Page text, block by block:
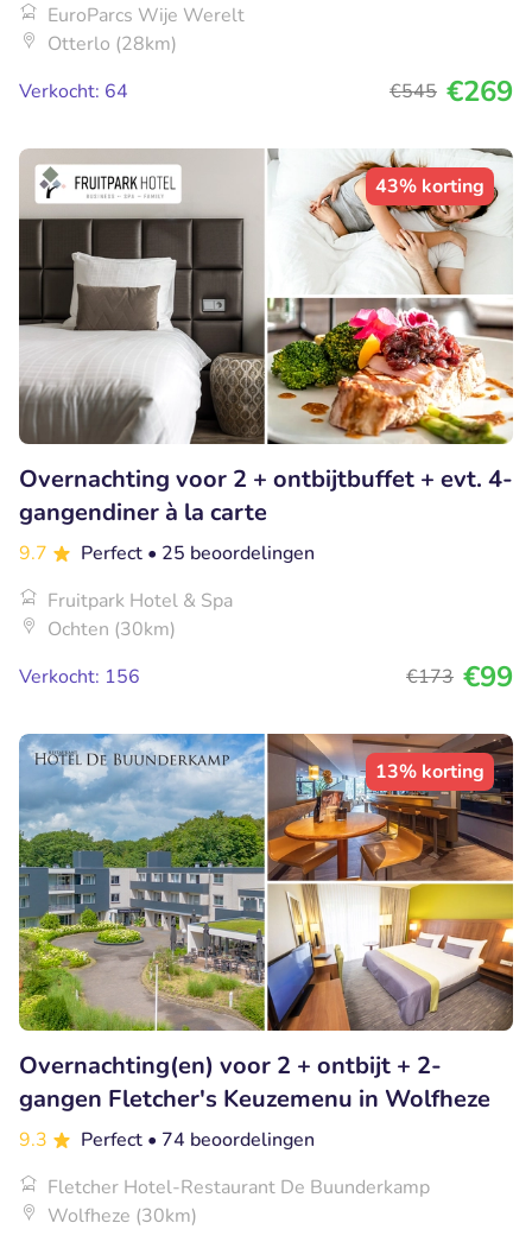
EuroParcs Wije Werelt
Otterlo (28km)
Verkocht: 64
€545 €269
43% korting
Overnachting voor 2 + ontbijtbuffet + evt. 4-
gangendiner à la carte
9.7 Perfect • 25 beoordelingen
Fruitpark Hotel & Spa
Ochten (30km)
Verkocht: 156
€173 €99
13% korting
Overnachting(en) voor 2 + ontbijt + 2-
gangen Fletcher's Keuzemenu in Wolfheze
9.3 Perfect • 74 beoordelingen
Fletcher Hotel-Restaurant De Buunderkamp
Wolfheze (30km)